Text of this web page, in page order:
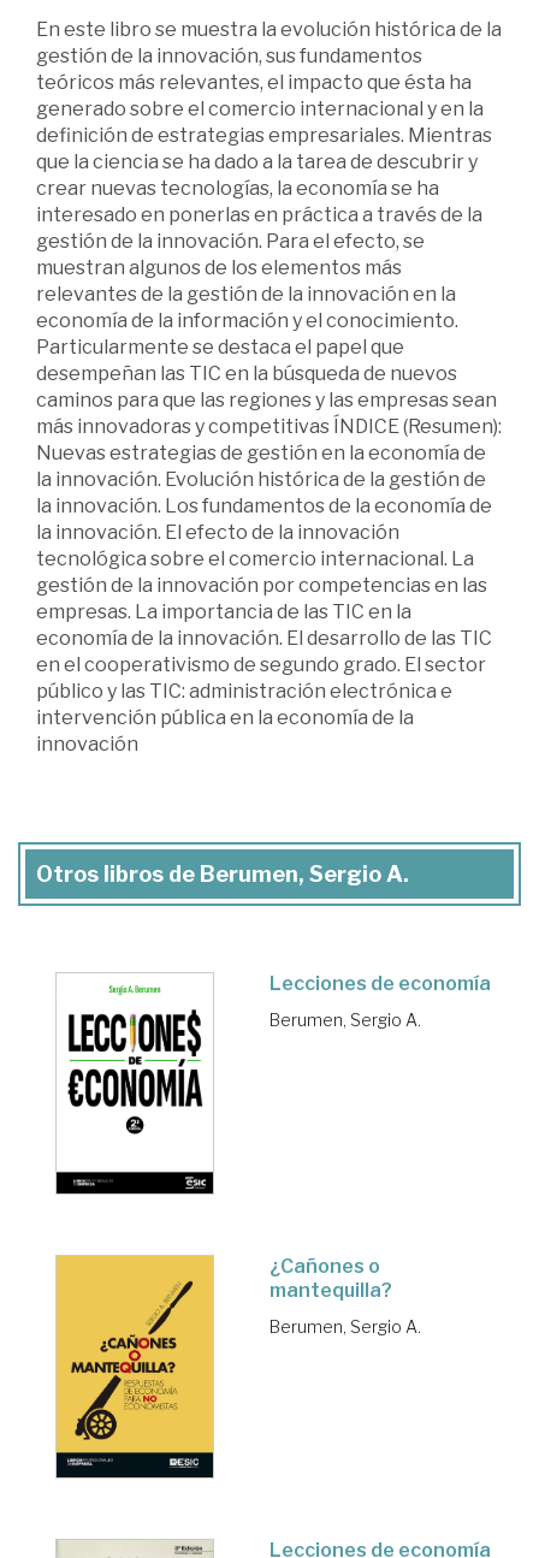
En este libro se muestra la evolución histórica de la
gestión de la innovación, sus fundamentos
teóricos más relevantes, el impacto que ésta ha
generado sobre el comercio internacional y en la
definición de estrategias empresariales. Mientras
que la ciencia se ha dado a la tarea de descubrir y
crear nuevas tecnologías, la economía se ha
interesado en ponerlas en práctica a través de la
gestión de la innovación. Para el efecto, se
muestran algunos de los elementos más
relevantes de la gestión de la innovación en la
economía de la información y el conocimiento.
Particularmente se destaca el papel que
desempeñan las TIC en la búsqueda de nuevos
caminos para que las regiones y las empresas sean
más innovadoras y competitivas ÍNDICE (Resumen):
Nuevas estrategias de gestión en la economía de
la innovación. Evolución histórica de la gestión de
la innovación. Los fundamentos de la economía de
la innovación. El efecto de la innovación
tecnológica sobre el comercio internacional. La
gestión de la innovación por competencias en las
empresas. La importancia de las TIC en la
economía de la innovación. El desarrollo de las TIC
en el cooperativismo de segundo grado. El sector
público y las TIC: administración electrónica e
intervención pública en la economía de la
innovación
Otros libros de Berumen, Sergio A.
Lecciones de economía
Berumen, Sergio A.
¿Cañones o
mantequilla?
Berumen, Sergio A.
Lecciones de economía